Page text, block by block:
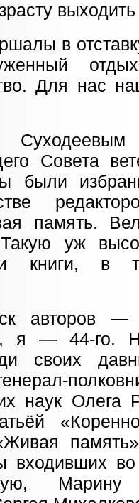
в
Для нас
Совета
были
память.
уж
книги, в
авторов —
я — 44-го.
своих
наук Олега
входивших